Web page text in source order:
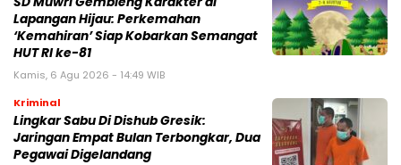
Lapangan Hijau: Perkemahan
‘Kemahiran’ Siap Kobarkan Semangat
HUT RI ke-81
Kamis, 6 Agu 2026 - 14:49 WIB
Kriminal
Lingkar Sabu Di Dishub Gresik:
Jaringan Empat Bulan Terbongkar, Dua
Pegawai Digelandang